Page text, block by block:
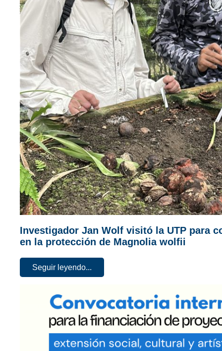
Investigador Jan Wolf visitó la UTP para
en la protección de Magnolia wolfii
Seguir leyendo...